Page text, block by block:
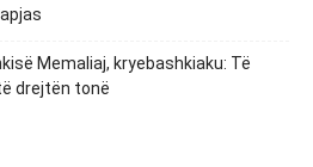
Memaliaj, kryebashkiaku: Të
drejtën tonë